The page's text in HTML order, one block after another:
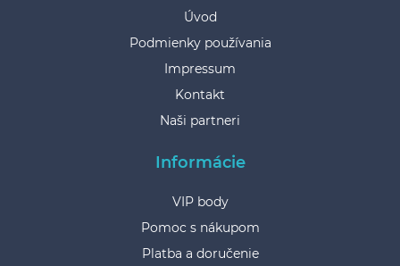
Úvod
Podmienky používania
Impressum
Kontakt
Naši partneri
Informácie
VIP body
Pomoc s nákupom
Platba a doručenie